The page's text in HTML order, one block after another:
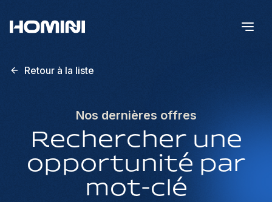
Retour à la liste
Nos dernières offres
Rechercher une
opportunité par
mot-clé